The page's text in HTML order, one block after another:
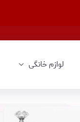
لوازم خانگی